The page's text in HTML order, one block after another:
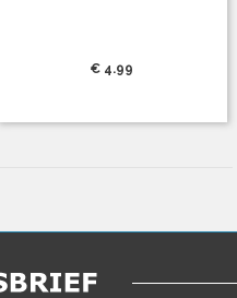
€ 4.99